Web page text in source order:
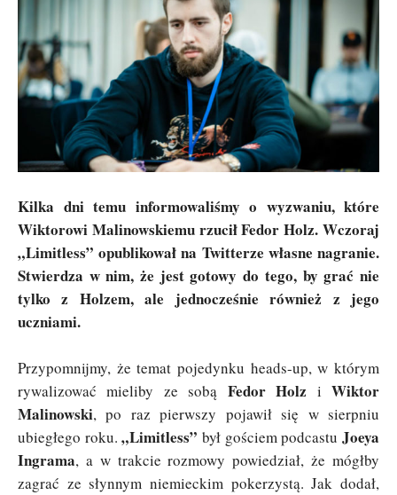
Kilka dni temu informowaliśmy o wyzwaniu, które
Wiktorowi Malinowskiemu rzucił Fedor Holz. Wczoraj
„Limitless” opublikował na Twitterze własne nagranie.
Stwierdza w nim, że jest gotowy do tego, by grać nie
tylko z Holzem, ale jednocześnie również z jego
uczniami.
Przypomnijmy, że temat pojedynku heads-up, w którym
rywalizować mieliby ze sobą Fedor Holz iWiktor
Malinowski, po raz pierwszy pojawił się w sierpniu
ubiegłego roku.„Limitless” był gościem podcastu Joeya
Ingrama, a w trakcie rozmowy powiedział, że mógłby
zagrać ze słynnym niemieckim pokerzystą. Jak dodał,